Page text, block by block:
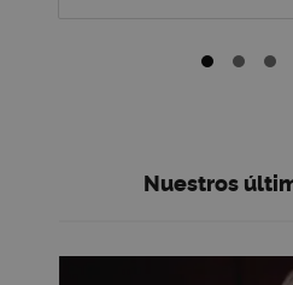
Nuestros